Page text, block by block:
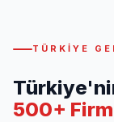
TÜRKIYE
500+